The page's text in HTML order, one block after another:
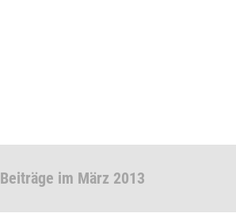
im März 2013